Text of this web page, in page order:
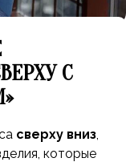
С
сверху вниз
которые